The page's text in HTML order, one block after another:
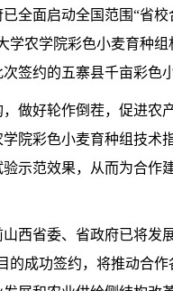
全面启动全国范围“省
学农学院彩色小麦育种
签约的五寨县千亩彩色
做好轮作倒茬，促进农
院彩色小麦育种组技术
示范效果，从而为合作
西省委、省政府已将发
的成功签约，将推动合